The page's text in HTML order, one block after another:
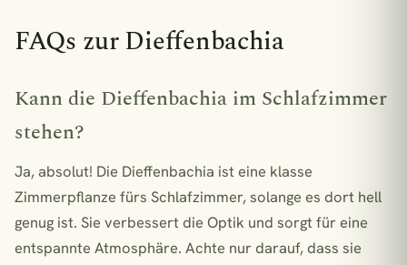
FAQs zur Dieffenbachia
Kann die Dieffenbachia im Schlafzimmer
stehen?
Ja, absolut! Die Dieffenbachia ist eine klasse
Zimmerpflanze fürs Schlafzimmer, solange es dort hell
genug ist. Sie verbessert die Optik und sorgt für eine
entspannte Atmosphäre. Achte nur darauf, dass sie